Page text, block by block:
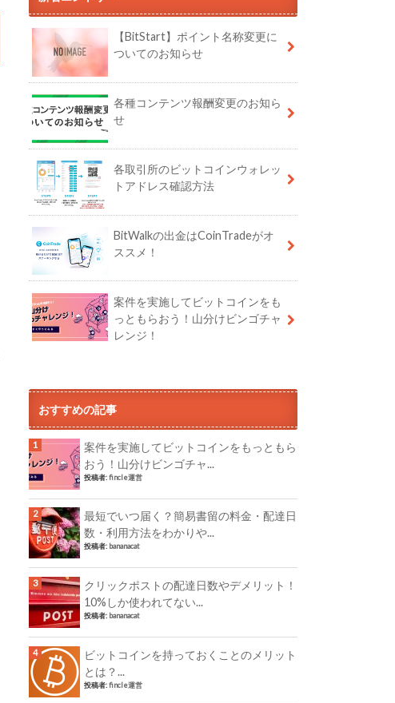
【BitStart】ポイント名称変更に
ついてのお知らせ
各種コンテンツ報酬変更のお知ら
せ
各取引所のビットコインウォレッ
トアドレス確認方法
BitWalkの出金はCoinTradeがオ
ススメ！
案件を実施してビットコインをも
っともらおう！山分けビンゴチャ
レンジ！
おすすめの記事
案件を実施してビットコインをもっともら
おう！山分けビンゴチャ...
投稿者:fincle運営
最短でいつ届く？簡易書留の料金・配達日
数・利用方法をわかりや...
投稿者: bananacat
クリックポストの配達日数やデメリット！
10%しか使われてない...
投稿者: bananacat
ビットコインを持っておくことのメリット
とは？...
投稿者:fincle運営